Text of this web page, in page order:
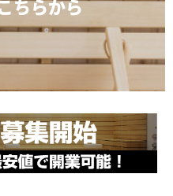
ちらから